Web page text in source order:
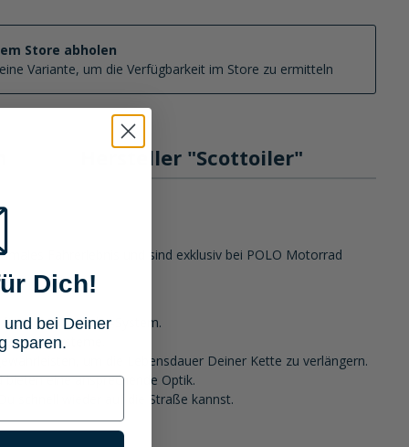
Store abholen
Variante, um die Verfügbarkeit im Store zu ermitteln
Hersteller "Scottoiler"
Fahrerlebnis und sind exklusiv bei POLO Motorrad
Dein Scottoiler-System.
Systeme.
um die Lebensdauer Deiner Kette zu verlängern.
eine ansprechende Optik.
schnell wieder auf die Straße kannst.
Dich!
bei Deiner
sparen.